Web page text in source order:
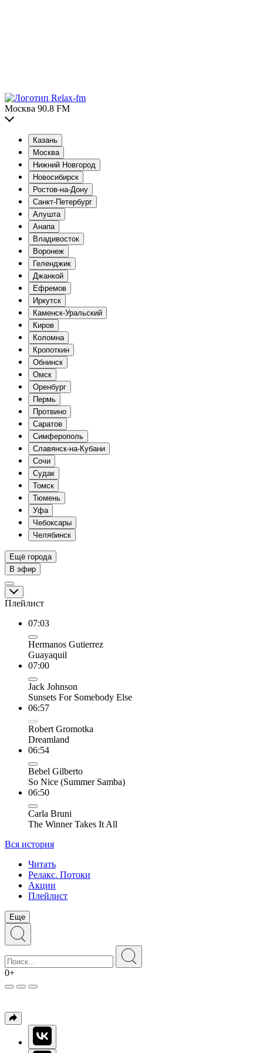
Москва 90.8 FM
Казань
Москва
Нижний Новгород
Новосибирск
Ростов-на-Дону
Санкт-Петербург
Алушта
Анапа
Владивосток
Воронеж
Геленджик
Джанкой
Ефремов
Иркутск
Каменск-Уральский
Киров
Коломна
Кропоткин
Обнинск
Омск
Оренбург
Пермь
Протвино
Саратов
Симферополь
Славянск-на-Кубани
Сочи
Судак
Томск
Тюмень
Уфа
Чебоксары
Челябинск
Ещё города
В эфир
Плейлист
07:03
Hermanos Gutierrez
Guayaquil
07:00
Jack Johnson
Sunsets For Somebody Else
06:57
Robert Gromotka
Dreamland
06:54
Bebel Gilberto
So Nice (Summer Samba)
06:50
Carla Bruni
The Winner Takes It All
Вся история
Читать
Релакс. Потоки
Акции
Плейлист
Еще
0+